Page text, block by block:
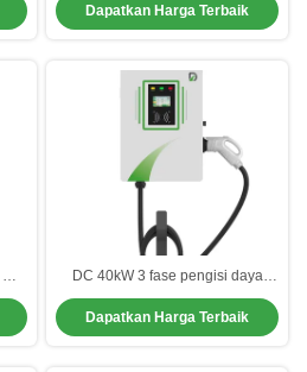
Sakit Pusat Perbelanjaan
Dapatkan Harga Terbaik
DC 40kW 3 fase pengisi daya
mobil listrik CCS1 CCS2 GBT
CHAdemo Single Gun
Dapatkan Harga Terbaik